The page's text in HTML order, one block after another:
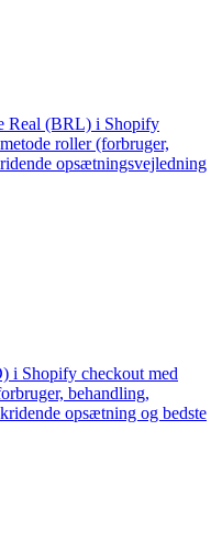
Real (BRL) i Shopify
roller (forbruger,
opsætningsvejledning
i Shopify checkout med
behandling,
opsætning og bedste